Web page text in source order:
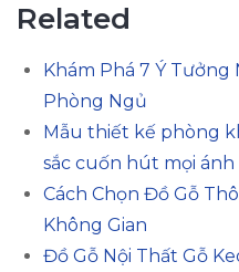
Related
Khám Phá 7 Ý Tưởng
Phòng Ngủ
Mẫu thiết kế phòng
sắc cuốn hút mọi
Cách Chọn Đồ Gỗ
Không Gian
Đồ Gỗ Nội Thất Gỗ